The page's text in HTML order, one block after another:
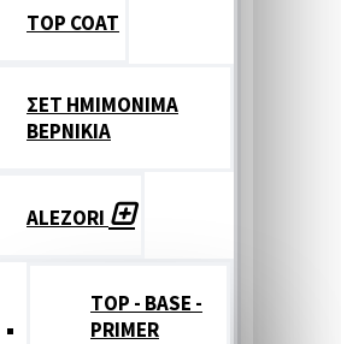
TOP COAT
ΣΕΤ ΗΜΙΜΟΝΙΜΑ
ΒΕΡΝΙΚΙΑ
ALEZORI
TOP - BASE -
PRIMER